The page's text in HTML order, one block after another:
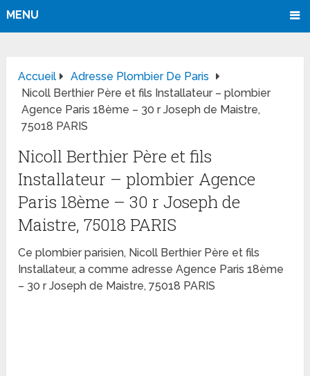
MENU
Accueil
Adresse Plombier De Paris
Nicoll Berthier Père et fils Installateur – plombier
Agence Paris 18ème – 30 r Joseph de Maistre,
75018 PARIS
Nicoll Berthier Père et fils
Installateur – plombier Agence
Paris 18ème – 30 r Joseph de
Maistre, 75018 PARIS
Ce plombier parisien, Nicoll Berthier Père et fils
Installateur, a comme adresse Agence Paris 18ème
– 30 r Joseph de Maistre, 75018 PARIS